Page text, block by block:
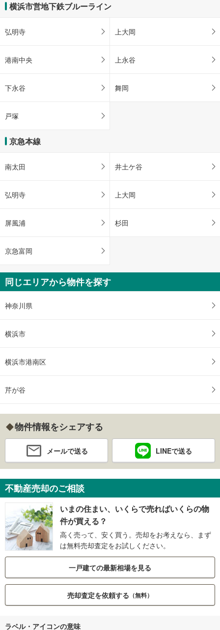
横浜市営地下鉄ブルーライン
弘明寺 上大岡
港南中央 上永谷
下永谷 舞岡
戸塚
京急本線
南太田 井土ケ谷
弘明寺 上大岡
屏風浦 杉田
京急富岡
同じエリアから物件を探す
神奈川県
横浜市
横浜市港南区
芹が谷
物件情報をシェアする
メールで送る LINEで送る
不動産売却のご相談
いまの住まい、いくらで売ればいくらの物
件が買える？
高く売って、安く買う。売却をお考えなら、まず
は無料売却査定をお試しください。
一戸建ての最新相場を見る
売却査定を依頼する （無料）
ラベル・アイコンの意味